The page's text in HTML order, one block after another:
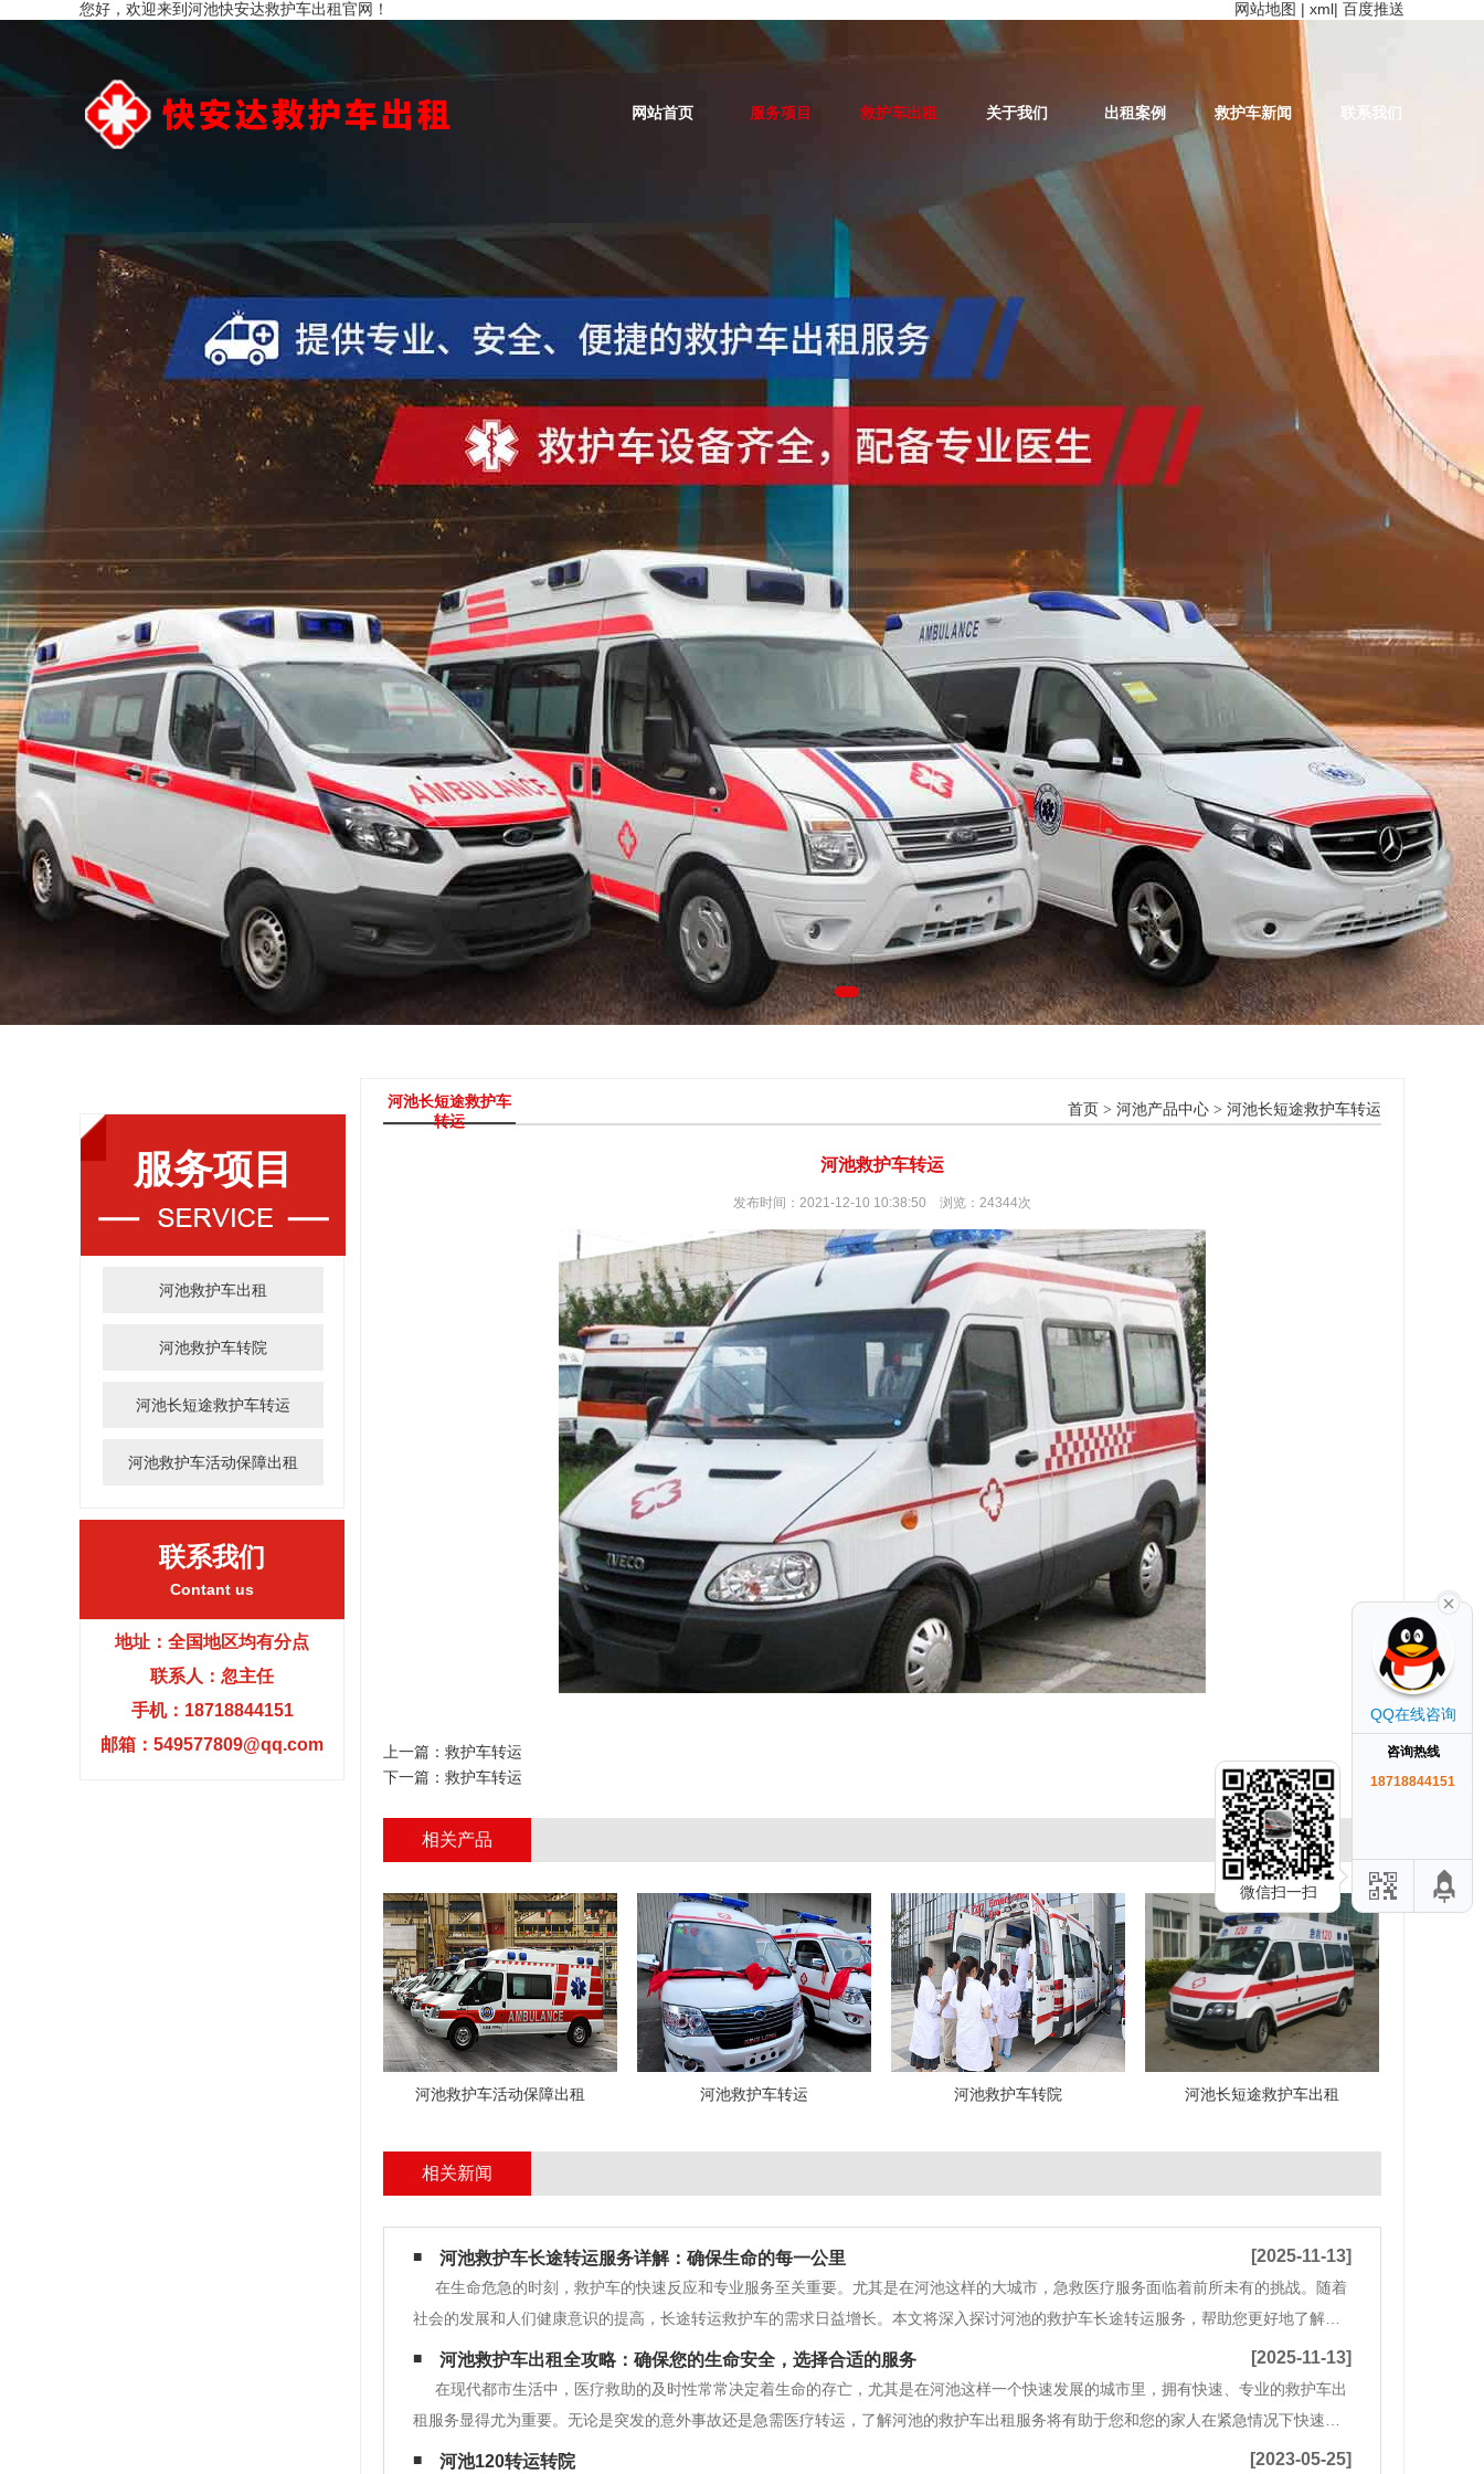
您好，欢迎来到河池快安达救护车出租官网！ 网站地图 | xml| 百度推送
网站首页 服务项目 救护车出租 关于我们 出租案例 救护车新闻 联系我们
服务项目
河池救护车出租
河池救护车转院
河池长短途救护车转运
河池救护车活动保障出租
联系我们
Contant us
地址：全国地区均有分点
联系人：忽主任
手机：18718844151
邮箱：549577809@qq.com
河池长短途救护车
转运
首页 > 河池产品中心 > 河池长短途救护车转运
河池救护车转运
发布时间：2021-12-10 10:38:50 浏览：24344次
上一篇： 救护车转运
下一篇： 救护车转运
相关产品
河池救护车活动保障出租 河池救护车转运 河池救护车转院 河池长短途救护车出租
相关新闻
​ 河池救护车长途转运服务详解：确保生命的每一公里 [2025-11-13]
在生命危急的时刻，救护车的快速反应和专业服务至关重要。尤其是在河池这样的大城市，急救医疗服务面临着前所未有的挑战。随着
社会的发展和人们健康意识的提高，长途转运救护车的需求日益增长。本文将深入探讨河池的救护车长途转运服务，帮助您更好地了解这
一重要医疗服务。 一、救护车长途转运的必要性长途转运救护车主要针对需要从一个城市转运至另一个城市的患者，常见的情况包括：1.
重大疾病患者转运：如肿瘤、
河池救护车出租全攻略：确保您的生命安全，选择合适的服务 [2025-11-13]
在现代都市生活中，医疗救助的及时性常常决定着生命的存亡，尤其是在河池这样一个快速发展的城市里，拥有快速、专业的救护车出
租服务显得尤为重要。无论是突发的意外事故还是急需医疗转运，了解河池的救护车出租服务将有助于您和您的家人在紧急情况下快速作
出反应。 一、河池救护车出租服务的必要性河池是中国特区，发展迅速、人口众多，这也意味着医疗需求呈现持续增长的态势。在突发的
河池120转运转院 [2023-05-25]
QQ在线咨询
咨询热线
18718844151
微信扫一扫